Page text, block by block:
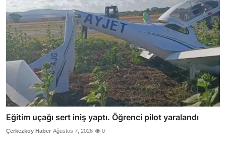
Eğitim uçağı sert iniş yaptı. Öğrenci pilot yaralandı
Çerkezköy Haber Ağustos 7, 2026 0